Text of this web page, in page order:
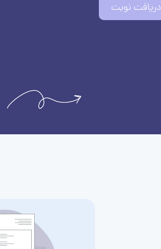
دریافت نوبت